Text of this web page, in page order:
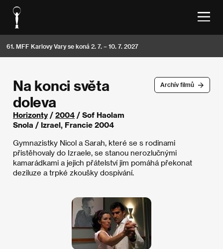
61. MFF Karlovy Vary se koná 2. 7. – 10. 7. 2027
Archív filmů
Na konci světa
doleva
Horizonty/ 2004 / Sof Haolam
Snola / Izrael, Francie 2004
Gymnazistky Nicol a Sarah, které se s rodinami
přistěhovaly do Izraele, se stanou nerozlučnými
kamarádkami a jejich přátelství jim pomáhá překonat
deziluze a trpké zkoušky dospívání.